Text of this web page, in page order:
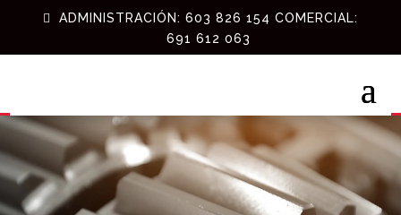
ADMINISTRACIÓN: 603 826 154 COMERCIAL:
691 612 063